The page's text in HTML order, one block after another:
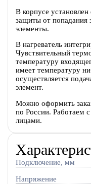
В корпусе
защиты от попадания
элементы.
В нагреватель
Чувствительный
температуру
имеет температуру
осуществляется
элемент.
Можно оформить
по России. Работаем
лицами.
Подключение, мм
Напряжение